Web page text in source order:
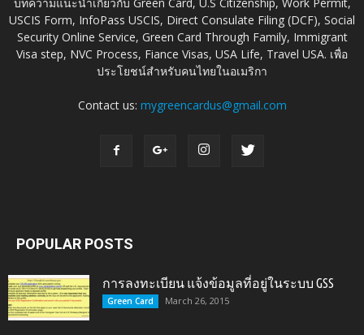
USCIS Form, InfoPass USCIS, Direct Consulate Filing (DCF), Social
Security Online Service, Green Card Through Family, Immigrant
Visa step, NVC Process, Fiance Visas, USA Life, Travel USA. เพื่อ
ประโยชน์สำหรับคนไทยในอเมริกา
Contact us: mygreencardus@gmail.com
POPULAR POSTS
การลงทะเบียน แจ้งข้อมูลที่อยู่ในระบบ GSS
Green Card March 26, 2015